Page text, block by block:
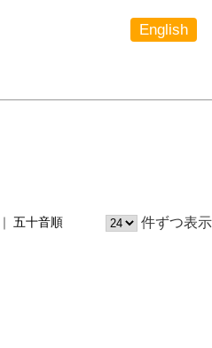
English
五十音順 件ずつ表示